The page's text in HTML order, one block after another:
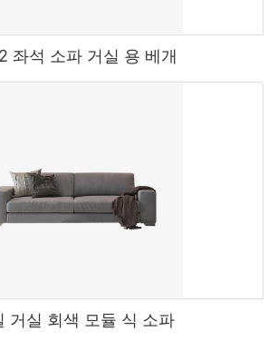
좌석 소파 거실 용 베개
거실 회색 모듈 식 소파